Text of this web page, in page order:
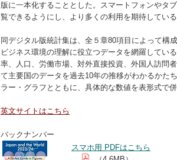
版に一本化することとした。スマートフォンやタ
覧できるようにし、より多くの利用を期待している
同デジタル版統計集は、全５章80項目によって構
ビジネス環境の理解に役立つデータを網羅してい
率、人口、労働市場、対外直接投資、外国人訪問
て主要国のデータを過去10年の推移がわかるかた
ラー・グラフとともに、具体的な数値を表形式で併
英文サイトはこちら
バックナンバー
スマホ用 PDFはこちら